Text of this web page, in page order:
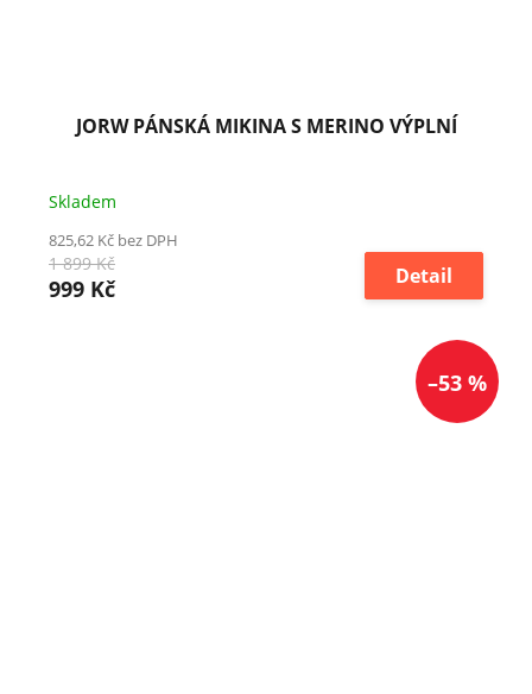
JORW PÁNSKÁ MIKINA S MERINO VÝPLNÍ
Skladem
825,62 Kč bez DPH
1 899 Kč
999 Kč Detail
–53 %